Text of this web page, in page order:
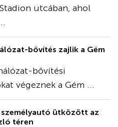
utcában, ahol
bővítés zajlik a Gém
bővítési
végeznek a Gém ...
személyautó ütközött az
téren